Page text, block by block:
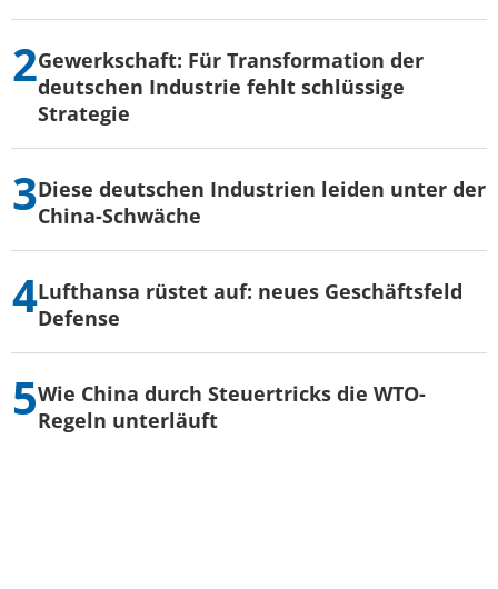
Gewerkschaft: Für Transformation der
deutschen Industrie fehlt schlüssige
Strategie
Diese deutschen Industrien leiden unter der
China-Schwäche
Lufthansa rüstet auf: neues Geschäftsfeld
Defense
Wie China durch Steuertricks die WTO-
Regeln unterläuft